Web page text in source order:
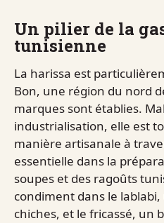
Un pilier de la
tunisienne
La harissa est
Bon, une région du nord
marques sont établies.
industrialisation, elle est
manière artisanale à
essentielle dans la
soupes et des ragoûts
condiment dans le
chiches, et le fricassé, un